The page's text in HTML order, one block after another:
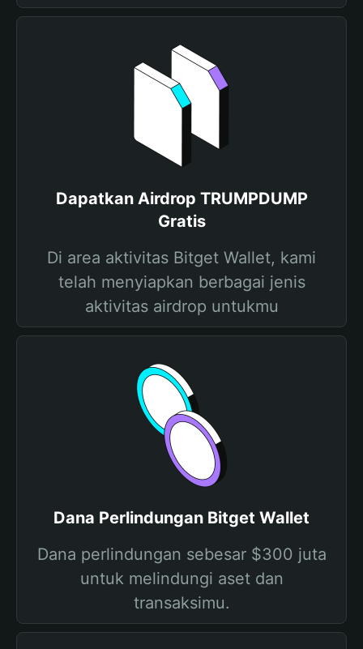
Dapatkan Airdrop TRUMPDUMP
Gratis
Di area aktivitas Bitget Wallet, kami
telah menyiapkan berbagai jenis
aktivitas airdrop untukmu
Dana Perlindungan Bitget Wallet
Dana perlindungan sebesar $300 juta
untuk melindungi aset dan
transaksimu.